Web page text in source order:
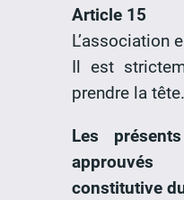
Article 15
L’association
Il est
prendre la tête.
Les
approuvés
constitutive